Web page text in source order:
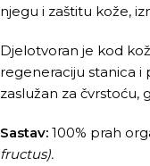
njegu i zaštitu kože,
Djelotvoran je kod
regeneraciju stanica i
zaslužan za čvrstoću,
Sastav: 100% prah
fructus).